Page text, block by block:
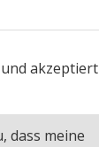
akzeptiert
dass meine